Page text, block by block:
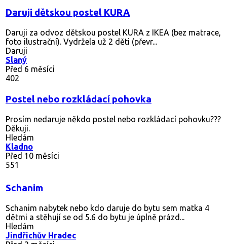
Daruji dětskou postel KURA
Daruji za odvoz dětskou postel KURA z IKEA (bez matrace,
foto ilustrační). Vydržela už 2 děti (převr...
Daruji
Slaný
Před 6 měsíci
402
Postel nebo rozkládací pohovka
Prosím nedaruje někdo postel nebo rozkládací pohovku???
Děkuji.
Hledám
Kladno
Před 10 měsíci
551
Schanim
Schanim nabytek nebo kdo daruje do bytu sem matka 4
dětmi a stěhují se od 5.6 do bytu je úplně prázd...
Hledám
Jindřichův Hradec